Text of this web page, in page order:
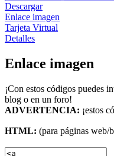
Descargar
Enlace imagen
Tarjeta Virtual
Detalles
Enlace imagen
¡Con estos códigos puedes
blog o en un foro!
ADVERTENCIA: ¡estos
HTML: (para páginas web/